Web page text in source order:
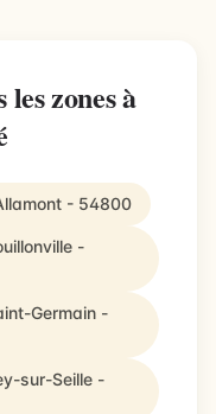
zones à
- 54800
-
Germain -
sur-Seille -